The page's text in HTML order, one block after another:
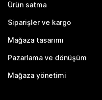
Ürün satma
Siparişler ve kargo
Mağaza tasarımı
Pazarlama ve dönüşüm
Mağaza yönetimi